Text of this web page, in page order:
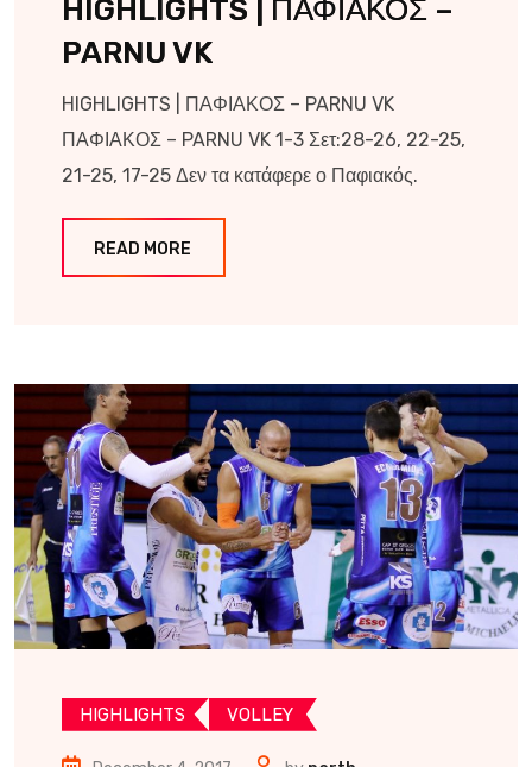
HIGHLIGHTS | ΠΑΦΙΑΚΟΣ –
PARNU VK
HIGHLIGHTS | ΠΑΦΙΑΚΟΣ – PARNU VK
ΠΑΦΙΑΚΟΣ – PARNU VK 1-3 Σετ:28-26, 22-25,
21-25, 17-25 Δεν τα κατάφερε ο Παφιακός.
READ MORE
HIGHLIGHTS VOLLEY